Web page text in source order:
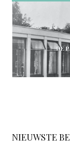
DE
NIEUWSTE